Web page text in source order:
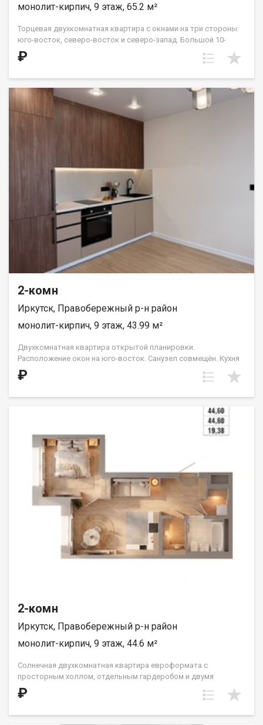
монолит-кирпич, 9 этаж, 65.2 м²
Торцевая двухкомнатная квартира с окнами на три стороны:
юго-восток, северо-восток и северо-запад. Большой 10-
метровый холл прекрасно вместит несколько шкафов-купе
для комфортной организации сезонных вещей. Жилые
хозяйский или оставить одним большим помещением. В этой
планировке на 15 и 16 этажах в южной спальне есть выход на
террасу с видом во двор и на улицу Советская. ООО СЗ «ДЕСС-
₽
2-комн
Иркутск, Правобережный р-н район
монолит-кирпич, 9 этаж, 43.99 м²
Двухкомнатная квартира открытой планировки.
Расположение окон на юго-восток. Санузел совмещён. Кухня
выделена в нишу. На чётных этажах (с 4-го по 16-й) в
планировке есть небольшой французский балкон с видом во
семье или одному взрослому человеку. ООО СЗ «ДЕСС-
Инвест» (Группа строительных компаний «Восток Центр
Иркутск»)
₽
2-комн
Иркутск, Правобережный р-н район
монолит-кирпич, 9 этаж, 44.6 м²
Солнечная двухкомнатная квартира евроформата с
просторным холлом, отдельным гардеробом и двумя
санузлами. Кухня встроена нишей рядом с гостиной-
столовой. Спальня в форме правильного квадрата. Такой
₽